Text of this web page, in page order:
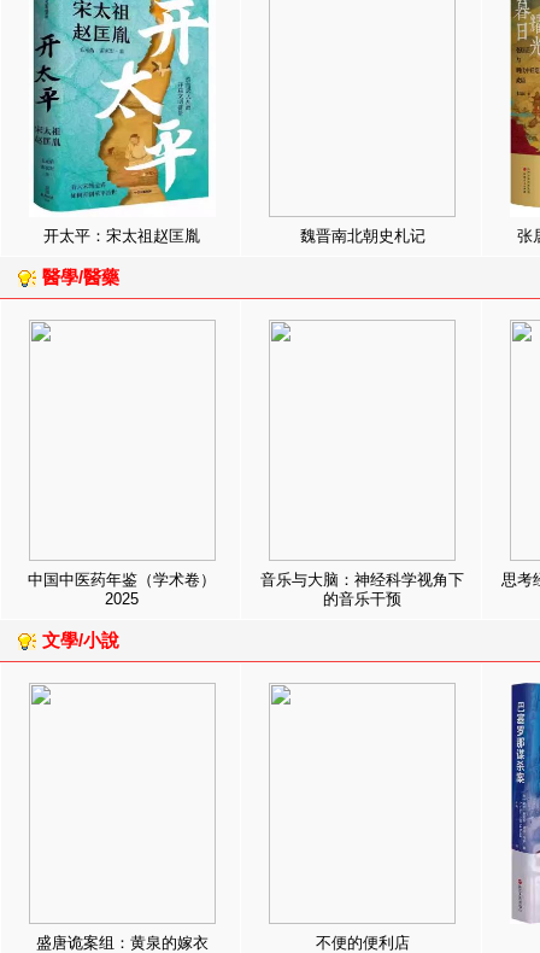
开太平：宋太祖赵匡胤 魏晋南北朝史札记 张
醫學/醫藥
中国中医药年鉴（学术卷）
2025
音乐与大脑：神经科学视角下
的音乐干预
思考
文學/小說
盛唐诡案组：黄泉的嫁衣 不便的便利店